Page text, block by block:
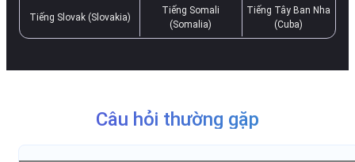
Tiếng Slovak (Slovakia)
Tiếng Somali
(Somalia)
Tiếng Tây Ban Nha
(Cuba)
Câu hỏi thường gặp